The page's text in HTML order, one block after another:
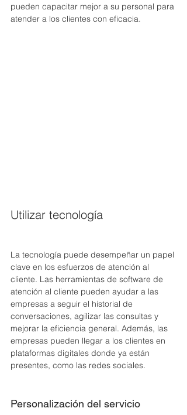
pueden capacitar mejor a su personal para
atender a los clientes con eficacia.
Utilizar tecnología
La tecnología puede desempeñar un papel
clave en los esfuerzos de atención al
cliente. Las herramientas de software de
atención al cliente pueden ayudar a las
empresas a seguir el historial de
conversaciones, agilizar las consultas y
mejorar la eficiencia general. Además, las
empresas pueden llegar a los clientes en
plataformas digitales donde ya están
presentes, como las redes sociales.
Personalización del servicio